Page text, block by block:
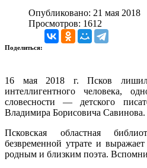
Опубликовано: 21 мая 2018
Просмотров: 1612
Поделиться:
16 мая 2018 г. Псков
интеллигентного человека,
словесности — детского
Владимира Борисовича Савинова.
Псковская областная
безвременной утрате и
родным и близким поэта.